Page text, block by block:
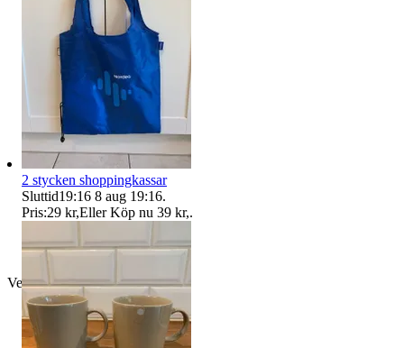
Verifierad
2 stycken shoppingkassar
Sluttid19:16 8 aug 19:16.
Pris:29 kr,Eller Köp nu 39 kr,.